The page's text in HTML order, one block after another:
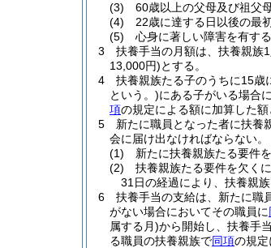
(3)
60歳以上の父母及び祖父
(4)
22歳に達する日以後の最
(5)
心身に著しい障害を有す
3
扶養手当の月額は、扶養親族
13,000円)とする。
4
扶養親族たる子のうちに15歳
という。)にある子がいる場合
項の規定による額に加算した額
5
新たに職員となった者に扶養
会に届け出なければならない。
(1)
新たに扶養親族たる要件
(2)
扶養親族たる要件を欠く
31日の経過により、扶養親
6
扶養手当の支給は、新たに職
がない場合においてその職員に
属する月)から開始し、扶養手
る職員の扶養親族で同項の規